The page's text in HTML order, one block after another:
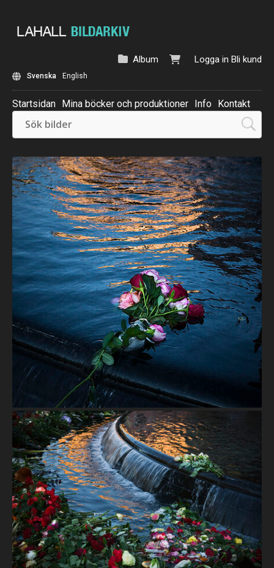
Logga in Bli kund
Album
Svenska English
Startsidan Mina böcker och produktioner Info Kontakt
Beställ: Kalender 2025